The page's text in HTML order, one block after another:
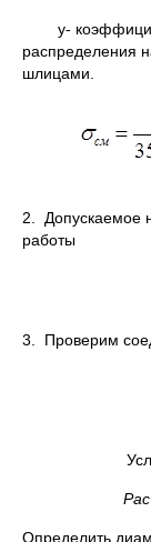
y-
распределения
2. Допускаемое
работы
3. Проверим
Определить